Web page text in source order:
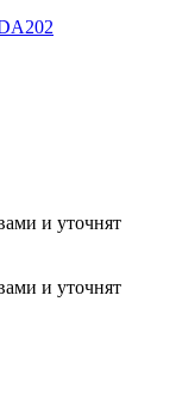
и уточнят
и уточнят